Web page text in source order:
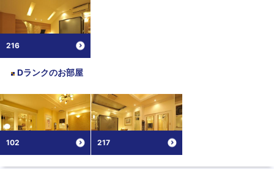
216
Dランクのお部屋
102 217